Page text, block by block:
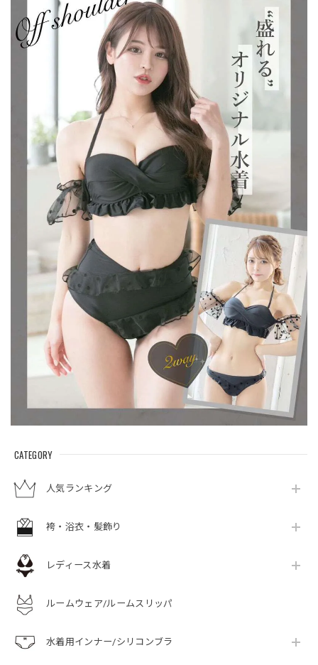
CATEGORY
人気ランキング
袴・浴衣・髪飾り
レディース水着
ルームウェア/ルームスリッパ
水着用インナー/シリコンブラ